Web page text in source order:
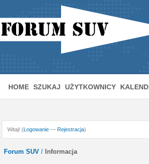
HOME SZUKAJ UŻYTKOWNICY
Witaj! (Logowanie — Rejestracja)
Forum SUV / Informacja